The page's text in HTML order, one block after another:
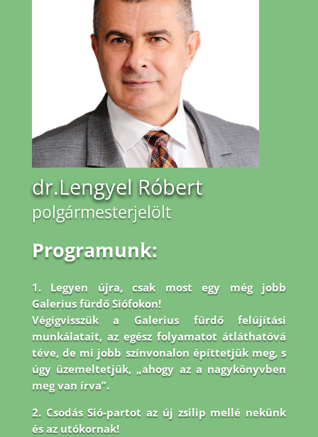
dr.Lengyel Róbert
polgármesterjelölt
Programunk:
1. Legyen újra, csak most egy még jobb
Galerius fürdő Siófokon!
Végigvisszük a Galerius fürdő felújítási
munkálatait, az egész folyamatot átláthatóvá
téve, de mi jobb színvonalon építtetjük meg, s
úgy üzemeltetjük, „ahogy az a nagykönyvben
meg van írva”.
2. Csodás Sió-partot az új zsilip mellé nekünk
és az utókornak!